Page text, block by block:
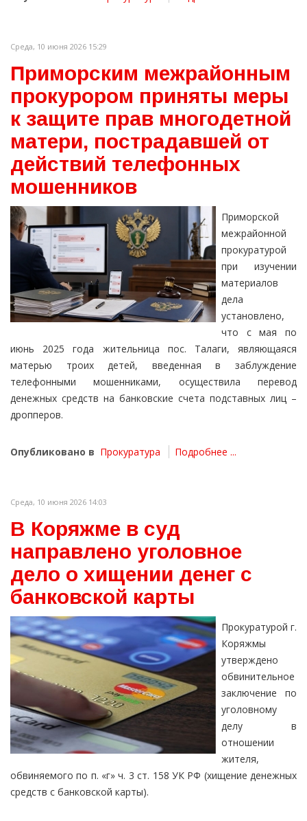
Среда, 10 июня 2026 15:29
Приморским межрайонным
прокурором приняты меры
к защите прав многодетной
матери, пострадавшей от
действий телефонных
мошенников
Приморской
межрайонной
прокуратурой
при изучении
материалов
дела
установлено,
что с мая по
июнь 2025 года жительница пос. Талаги, являющаяся
матерью троих детей, введенная в заблуждение
телефонными мошенниками, осуществила перевод
денежных средств на банковские счета подставных лиц –
дропперов.
Опубликовано в Прокуратура Подробнее ...
Среда, 10 июня 2026 14:03
В Коряжме в суд
направлено уголовное
дело о хищении денег с
банковской карты
Прокуратурой г.
Коряжмы
утверждено
обвинительное
заключение по
уголовному
делу в
отношении
жителя,
обвиняемого по п. «г» ч. 3 ст. 158 УК РФ (хищение денежных
средств с банковской карты).